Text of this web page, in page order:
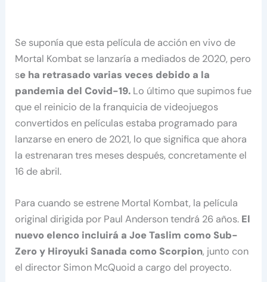
Se suponía que esta película de acción en vivo de
Mortal Kombat se lanzaría a mediados de 2020, pero
se ha retrasado varias veces debido a la
pandemia del Covid-19. Lo último que supimos fue
que el reinicio de la franquicia de videojuegos
convertidos en películas estaba programado para
lanzarse en enero de 2021, lo que significa que ahora
la estrenaran tres meses después, concretamente el
16 de abril.
Para cuando se estrene Mortal Kombat, la película
original dirigida por Paul Anderson tendrá 26 años. El
nuevo elenco incluirá a Joe Taslim como Sub-
Zero y Hiroyuki Sanada como Scorpion, junto con
el director Simon McQuoid a cargo del proyecto.